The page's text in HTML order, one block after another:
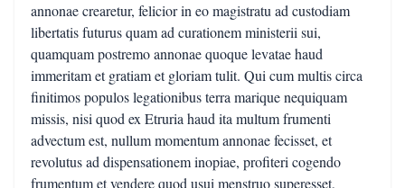
annonae crearetur, felicior in eo magistratu ad custodiam
libertatis futurus quam ad curationem ministerii sui,
quamquam postremo annonae quoque levatae haud
immeritam et gratiam et gloriam tulit. Qui cum multis circa
finitimos populos legationibus terra marique nequiquam
missis, nisi quod ex Etruria haud ita multum frumenti
advectum est, nullum momentum annonae fecisset, et
revolutus ad dispensationem inopiae, profiteri cogendo
frumentum et vendere quod usui menstruo superesset,